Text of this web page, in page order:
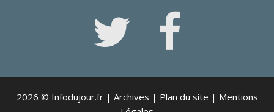
2026 © Infodujour.fr | Archives | Plan du site | Mentions